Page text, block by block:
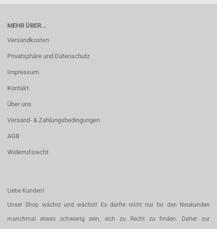
MEHR ÜBER...
Versandkosten
Privatsphäre und Datenschutz
Impressum
Kontakt
Über uns
Versand- & Zahlungsbedingungen
AGB
Widerrufsrecht
Liebe Kunden!
Unser Shop wächst und wächst! Es dürfte nicht nur für den Neukunden
manchmal etwas schwierig sein, sich zu Recht zu finden. Daher zur